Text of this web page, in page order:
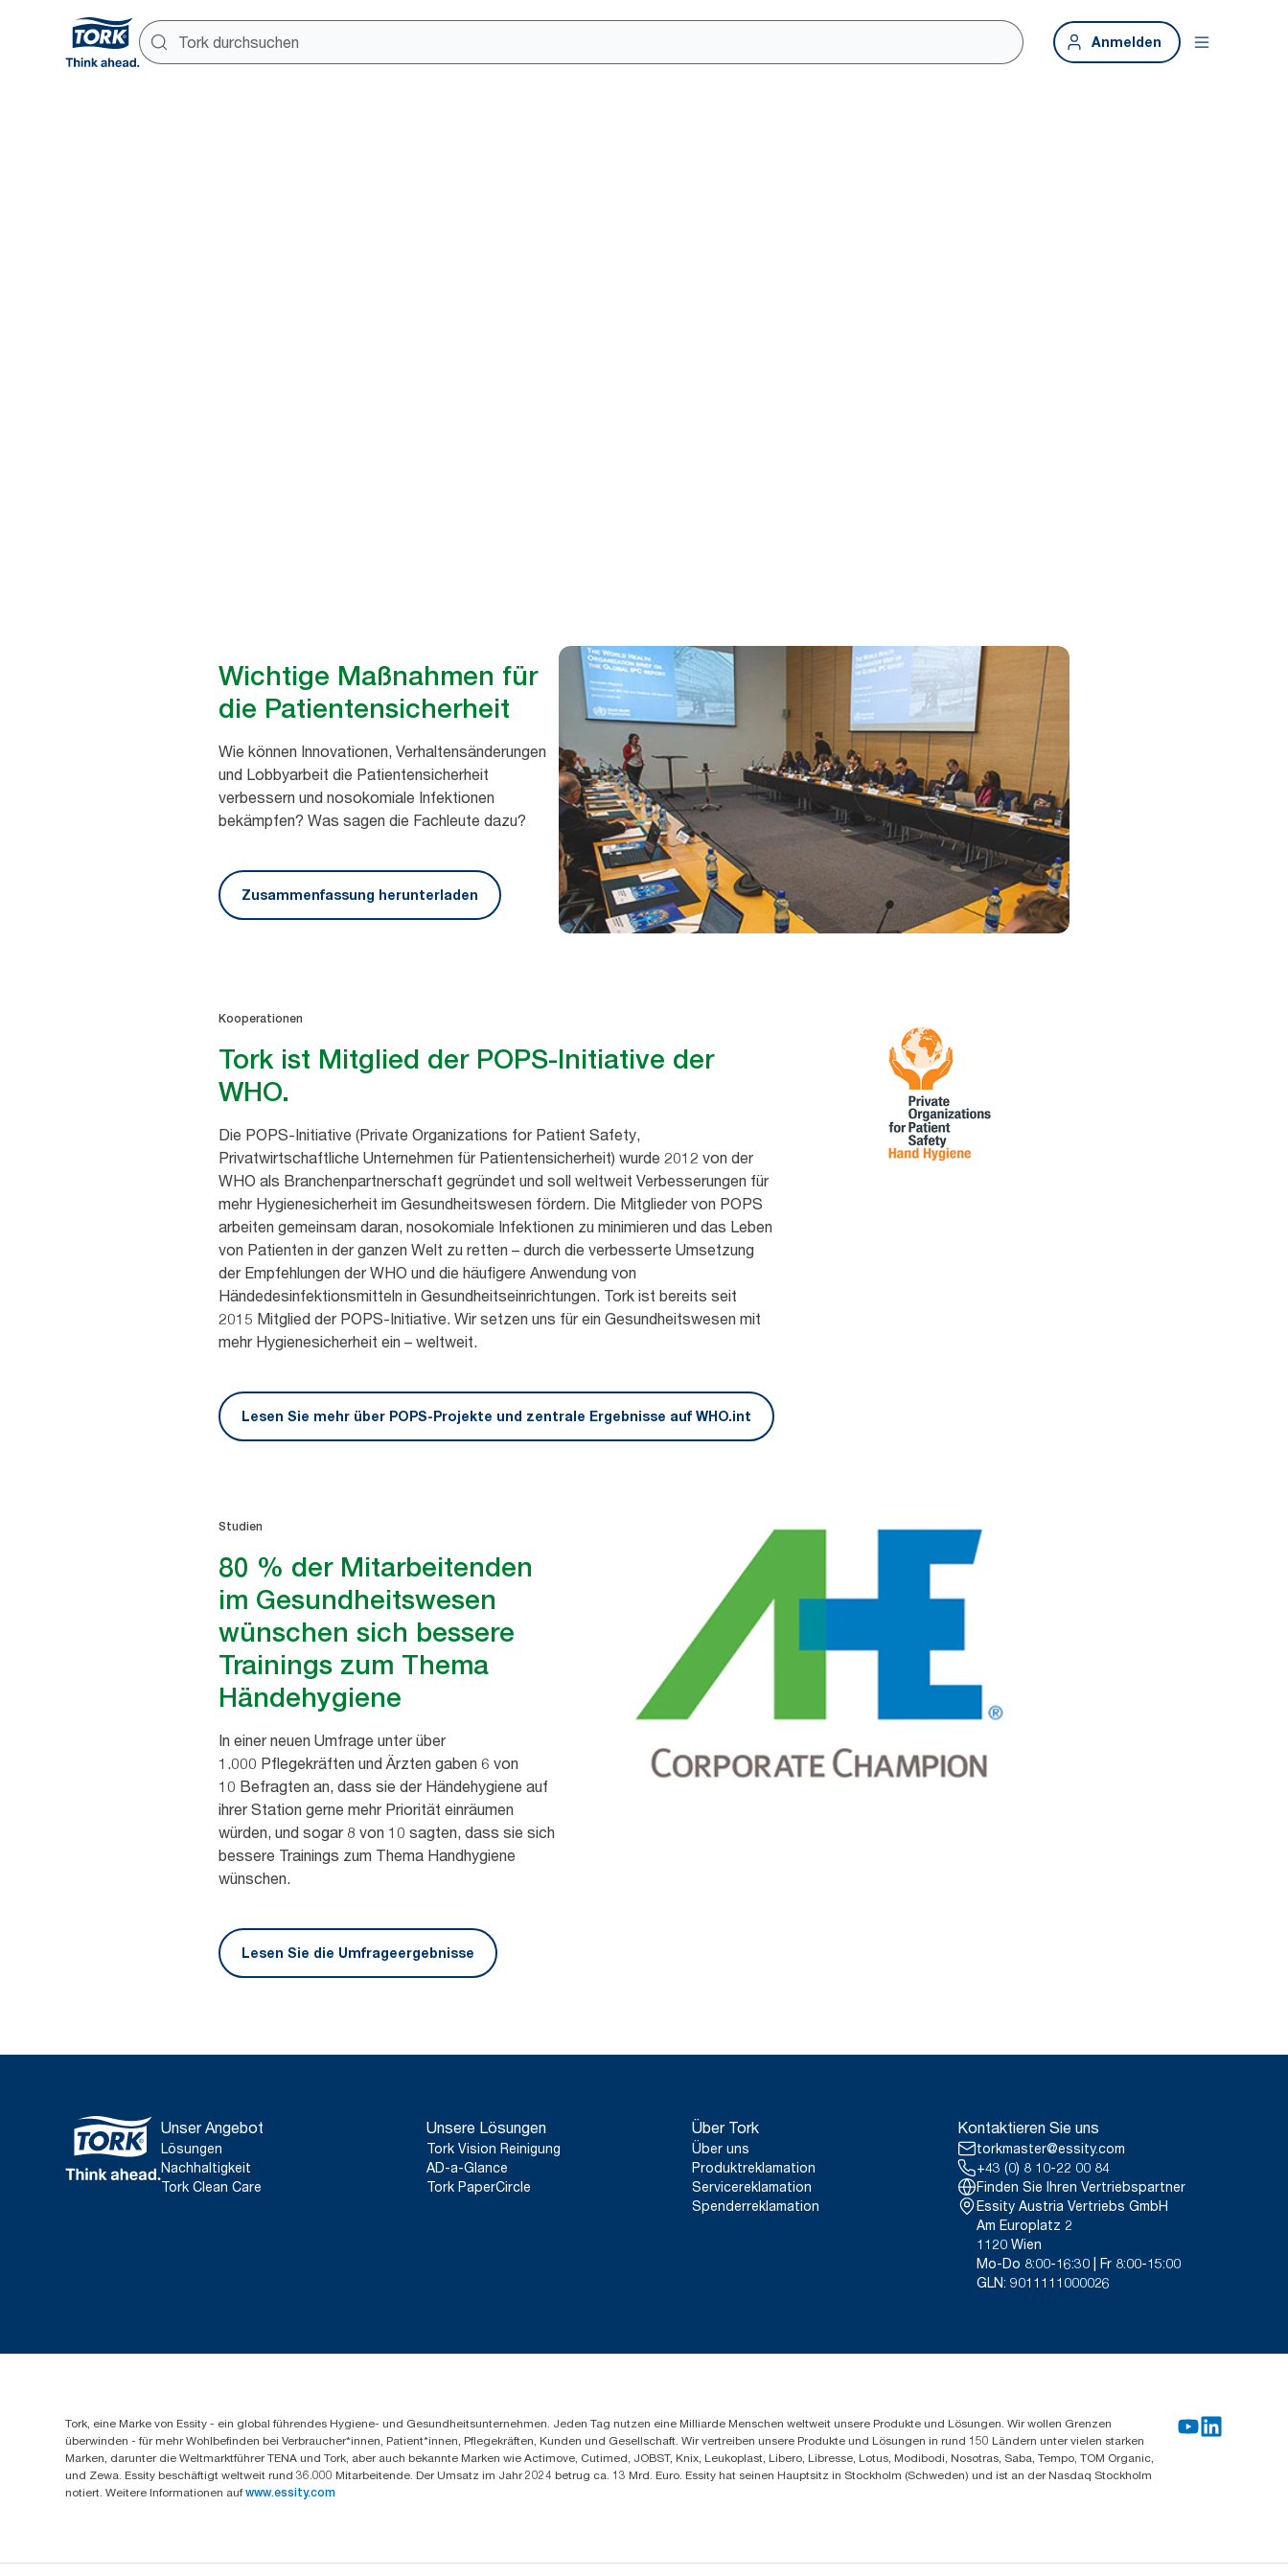
Anmelden
Wichtige Maßnahmen für
die Patientensicherheit
Wie können Innovationen, Verhaltensänderungen
und Lobbyarbeit die Patientensicherheit
verbessern und nosokomiale Infektionen
bekämpfen? Was sagen die Fachleute dazu?
Zusammenfassung herunterladen
Kooperationen
Tork ist Mitglied der POPS-Initiative der
WHO.
Die POPS-Initiative (Private Organizations for Patient Safety,
Privatwirtschaftliche Unternehmen für Patientensicherheit) wurde 2012 von der
WHO als Branchenpartnerschaft gegründet und soll weltweit Verbesserungen für
mehr Hygienesicherheit im Gesundheitswesen fördern. Die Mitglieder von POPS
arbeiten gemeinsam daran, nosokomiale Infektionen zu minimieren und das Leben
von Patienten in der ganzen Welt zu retten – durch die verbesserte Umsetzung
der Empfehlungen der WHO und die häufigere Anwendung von
Händedesinfektionsmitteln in Gesundheitseinrichtungen. Tork ist bereits seit
2015 Mitglied der POPS-Initiative. Wir setzen uns für ein Gesundheitswesen mit
mehr Hygienesicherheit ein – weltweit.
Lesen Sie mehr über POPS-Projekte und zentrale Ergebnisse auf WHO.int
Studien
80 % der Mitarbeitenden
im Gesundheitswesen
wünschen sich bessere
Trainings zum Thema
Händehygiene
In einer neuen Umfrage unter über
1.000 Pflegekräften und Ärzten gaben 6 von
10 Befragten an, dass sie der Händehygiene auf
ihrer Station gerne mehr Priorität einräumen
würden, und sogar 8 von 10 sagten, dass sie sich
bessere Trainings zum Thema Handhygiene
wünschen.
Lesen Sie die Umfrageergebnisse
Unser Angebot
Lösungen
Nachhaltigkeit
Tork Clean Care
Unsere Lösungen
Tork Vision Reinigung
AD-a-Glance
Tork PaperCircle
Über Tork
Über uns
Produktreklamation
Servicereklamation
Spenderreklamation
Kontaktieren Sie uns
torkmaster@essity.com
+43 (0) 8 10-22 00 84
Finden Sie Ihren Vertriebspartner
Essity Austria Vertriebs GmbH
Am Europlatz 2
1120 Wien
Mo-Do 8:00-16:30 | Fr 8:00-15:00
GLN: 9011111000026
Tork, eine Marke von Essity - ein global führendes Hygiene- und Gesundheitsunternehmen. Jeden Tag nutzen eine Milliarde Menschen weltweit unsere Produkte und Lösungen. Wir wollen Grenzen
überwinden - für mehr Wohlbefinden bei Verbraucher*innen, Patient*innen, Pflegekräften, Kunden und Gesellschaft. Wir vertreiben unsere Produkte und Lösungen in rund 150 Ländern unter vielen starken
Marken, darunter die Weltmarktführer TENA und Tork, aber auch bekannte Marken wie Actimove, Cutimed, JOBST, Knix, Leukoplast, Libero, Libresse, Lotus, Modibodi, Nosotras, Saba, Tempo, TOM Organic,
und Zewa. Essity beschäftigt weltweit rund 36.000 Mitarbeitende. Der Umsatz im Jahr 2024 betrug ca. 13 Mrd. Euro. Essity hat seinen Hauptsitz in Stockholm (Schweden) und ist an der Nasdaq Stockholm
notiert. Weitere Informationen auf www.essity.com